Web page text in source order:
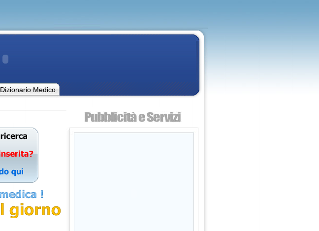
Dizionario Medico